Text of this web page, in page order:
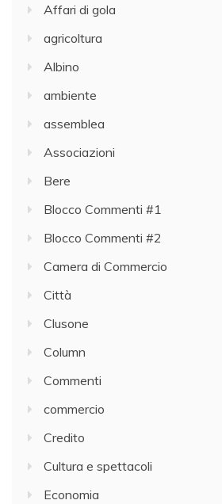
Affari di gola
agricoltura
Albino
ambiente
assemblea
Associazioni
Bere
Blocco Commenti #1
Blocco Commenti #2
Camera di Commercio
Città
Clusone
Column
Commenti
commercio
Credito
Cultura e spettacoli
Economia